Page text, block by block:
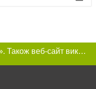
Цей сайт використовує «cookies». Також веб-сайт використовує інтернет-сервіс для збору технічних даних стосовно відвідувачів з метою отримання маркетингової та статистичної інформації. Умови обробки даних відвідувачів сайту див.